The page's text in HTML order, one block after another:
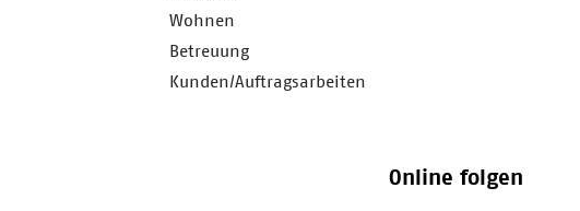
Wohnen
Betreuung
Kunden/Auftragsarbeiten
Online folgen